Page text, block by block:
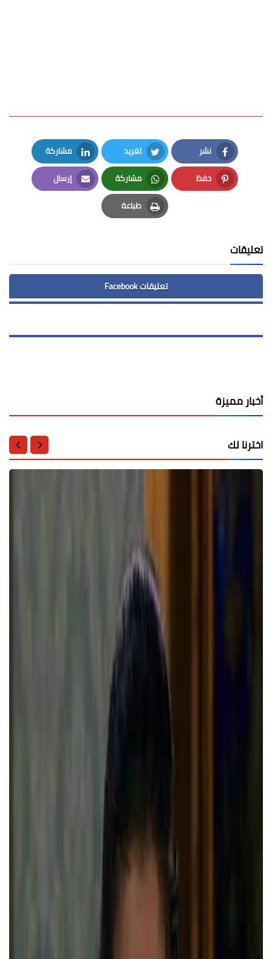
نشر
Facebook
تغريد
Twitter
مشاركة
LinkedIn
حفظ
Pinterest
مشاركة
Whatsapp
إرسال
Email
طباعة
Print
تعليقات
تعليقات Facebook
أخبار مميزة
اخترنا لك